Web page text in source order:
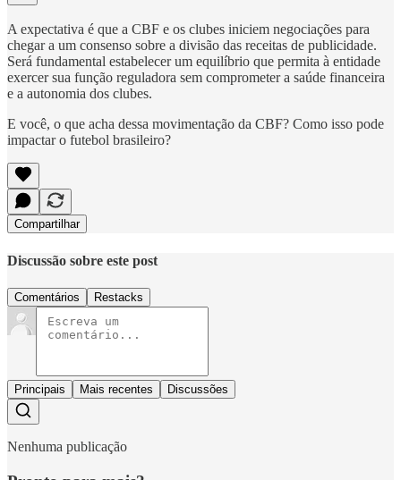
A expectativa é que a CBF e os clubes iniciem negociações para
chegar a um consenso sobre a divisão das receitas de publicidade.
Será fundamental estabelecer um equilíbrio que permita à entidade
exercer sua função reguladora sem comprometer a saúde financeira
e a autonomia dos clubes.
E você, o que acha dessa movimentação da CBF? Como isso pode
impactar o futebol brasileiro?
Compartilhar
Discussão sobre este post
Comentários Restacks
Principais Mais recentes Discussões
Nenhuma publicação